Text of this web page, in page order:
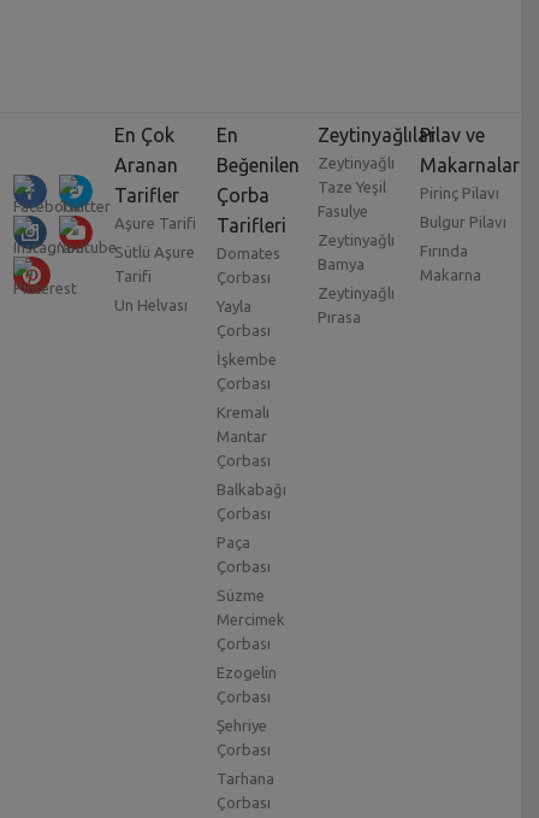
En Çok
Aranan
Tarifler
Aşure Tarifi
Sütlü Aşure
Tarifi
Un Helvası
En
Beğenilen
Çorba
Tarifleri
Domates
Çorbası
Yayla
Çorbası
İşkembe
Çorbası
Kremalı
Mantar
Çorbası
Balkabağı
Çorbası
Paça
Çorbası
Süzme
Mercimek
Çorbası
Ezogelin
Çorbası
Şehriye
Çorbası
Tarhana
Çorbası
Zeytinyağlılar
Zeytinyağlı
Taze Yeşil
Fasulye
Zeytinyağlı
Bamya
Zeytinyağlı
Pırasa
Pilav ve
Makarnalar
Pirinç Pilavı
Bulgur Pilavı
Fırında
Makarna